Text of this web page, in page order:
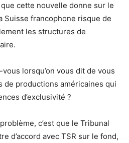
cette nouvelle donne sur le
Suisse francophone risque de
les structures de
lorsqu’on vous dit de vous
de productions américaines qui
d’exclusivité ?
c’est que le Tribunal
d’accord avec TSR sur le fond,